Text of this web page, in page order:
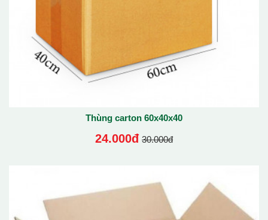
Thùng carton 60x40x40
24.000đ 30.000đ